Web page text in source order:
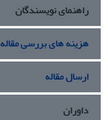
راهنمای نویسندگان
هزینه های بررسی مقاله
ارسال مقاله
داوران